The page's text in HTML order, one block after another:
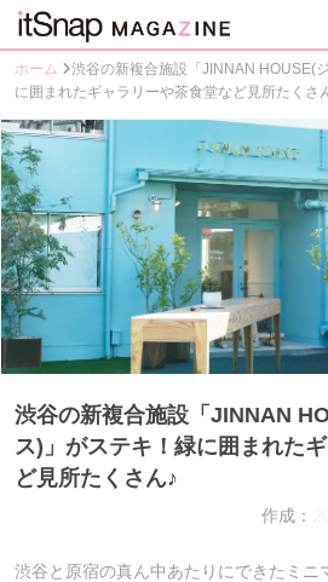
ホーム
渋谷の新複合施設「JINNAN HOUSE(
に囲まれたギャラリーや茶食堂など見所たくさ
渋谷の新複合施設「JINNAN
ス)」がステキ！緑に囲まれた
ど見所たくさん♪
作成：
渋谷と原宿の真ん中あたりにできたミニ